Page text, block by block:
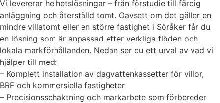
Vi levererar helhetslösningar – från förstudie till färdig
anläggning och återställd tomt. Oavsett om det gäller en
mindre villatomt eller en större fastighet i Söråker får du
en lösning som är anpassad efter verkliga flöden och
lokala markförhållanden. Nedan ser du ett urval av vad vi
hjälper till med:
– Komplett installation av dagvattenkassetter för villor,
BRF och kommersiella fastigheter
– Precisionsschaktning och markarbete som förbereder